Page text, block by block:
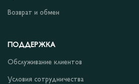
Возврат и обмен
ПОДДЕРЖКА
Обслуживание клиентов
Условия сотрудничества